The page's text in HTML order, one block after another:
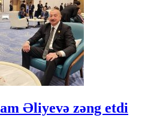
Əliyevə zəng etdi